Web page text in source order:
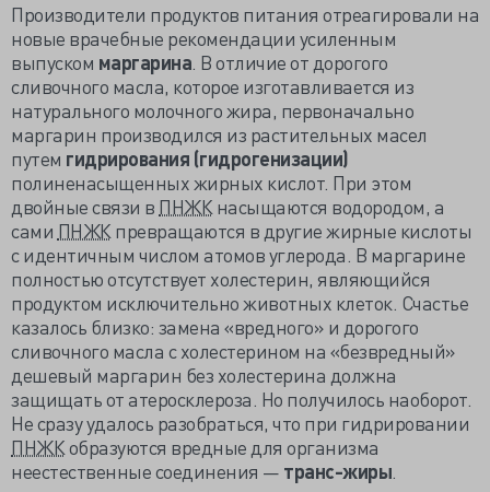
Производители продуктов питания отреагировали на
новые врачебные рекомендации усиленным
выпуском маргарина . В отличие от дорогого
сливочного масла, которое изготавливается из
натурального молочного жира, первоначально
маргарин производился из растительных масел
путем гидрирования (гидрогенизации)
полиненасыщенных жирных кислот. При этом
двойные связи в ПНЖК насыщаются водородом, а
сами ПНЖК превращаются в другие жирные кислоты
с идентичным числом атомов углерода. В маргарине
полностью отсутствует холестерин, являющийся
продуктом исключительно животных клеток. Счастье
казалось близко: замена «вредного» и дорогого
сливочного масла с холестерином на «безвредный»
дешевый маргарин без холестерина должна
защищать от атеросклероза. Но получилось наоборот.
Не сразу удалось разобраться, что при гидрировании
ПНЖКобразуются вредные для организма
неестественные соединения — транс-жиры